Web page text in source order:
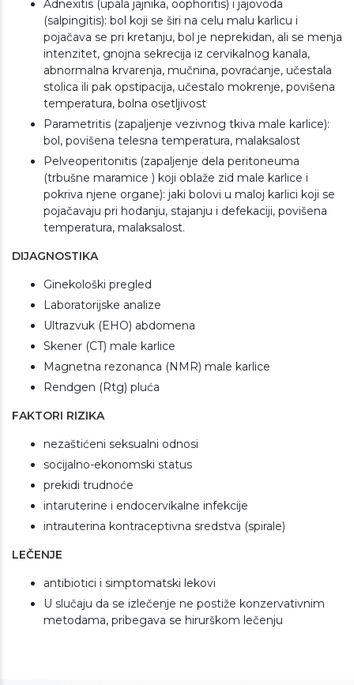
Adnexitis (upala jajnika, oophoritis) i jajovoda
(salpingitis): bol koji se širi na celu malu karlicu i
pojačava se pri kretanju, bol je neprekidan, ali se menja
intenzitet, gnojna sekrecija iz cervikalnog kanala,
abnormalna krvarenja, mučnina, povraćanje, učestala
stolica ili pak opstipacija, učestalo mokrenje, povišena
temperatura, bolna osetljivost
Parametritis (zapaljenje vezivnog tkiva male karlice):
bol, povišena telesna temperatura, malaksalost
Pelveoperitonitis (zapaljenje dela peritoneuma
(trbušne maramice ) koji oblaže zid male karlice i
pokriva njene organe): jaki bolovi u maloj karlici koji se
pojačavaju pri hodanju, stajanju i defekaciji, povišena
temperatura, malaksalost.
DIJAGNOSTIKA
Ginekološki pregled
Laboratorijske analize
Ultrazvuk (EHO) abdomena
Skener (CT) male karlice
Magnetna rezonanca (NMR) male karlice
Rendgen (Rtg) pluća
FAKTORI RIZIKA
nezaštićeni seksualni odnosi
socijalno-ekonomski status
prekidi trudnoće
intaruterine i endocervikalne infekcije
intrauterina kontraceptivna sredstva (spirale)
LEČENJE
antibiotici i simptomatski lekovi
U slučaju da se izlečenje ne postiže konzervativnim
metodama, pribegava se hirurškom lečenju